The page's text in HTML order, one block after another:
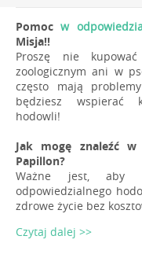
Pomoc w
Misja!!
Proszę nie
zoologicznym ani w
często mają
będziesz wspierać
hodowli!
Jak mogę znaleźć w
Papillon?
Ważne jest, aby
odpowiedzialnego
zdrowe życie bez
Czytaj dalej >>